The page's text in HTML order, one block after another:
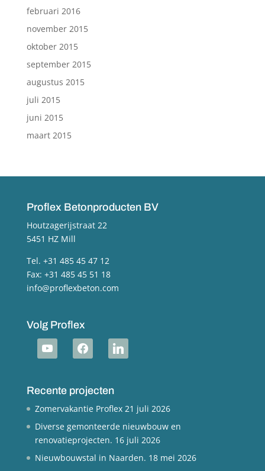
februari 2016
november 2015
oktober 2015
september 2015
augustus 2015
juli 2015
juni 2015
maart 2015
Proflex Betonproducten BV
Houtzagerijstraat 22
5451 HZ Mill
Tel. +31 485 45 47 12
Fax: +31 485 45 51 18
info@proflexbeton.com
Volg Proflex
youtube facebook linkedin
Recente projecten
Zomervakantie Proflex 21 juli 2026
Diverse gemonteerde nieuwbouw en
renovatieprojecten. 16 juli 2026
Nieuwbouwstal in Naarden. 18 mei 2026